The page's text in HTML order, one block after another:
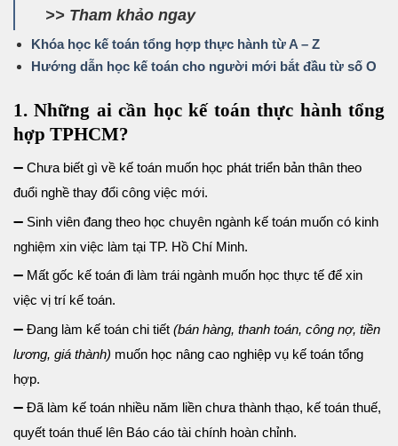
>> Tham khảo ngay
Khóa học kế toán tổng hợp thực hành từ A – Z
Hướng dẫn học kế toán cho người mới bắt đầu từ số O
1. Những ai cần học kế toán thực hành tổng
hợp TPHCM?
➖ Chưa biết gì về kế toán muốn học phát triển bản thân theo
đuổi nghề thay đổi công việc mới.
➖ Sinh viên đang theo học chuyên ngành kế toán muốn có kinh
nghiệm xin việc làm tại TP. Hồ Chí Minh.
➖ Mất gốc kế toán đi làm trái ngành muốn học thực tế để xin
việc vị trí kế toán.
➖ Đang làm kế toán chi tiết (bán hàng, thanh toán, công nợ, tiền
lương, giá thành) muốn học nâng cao nghiệp vụ kế toán tổng
hợp.
➖ Đã làm kế toán nhiều năm liền chưa thành thạo, kế toán thuế,
quyết toán thuế lên Báo cáo tài chính hoàn chỉnh.